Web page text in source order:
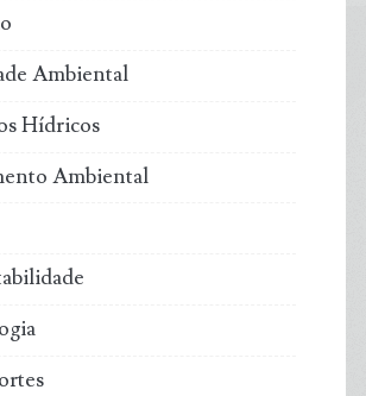
Ambiental
Hídricos
Ambiental